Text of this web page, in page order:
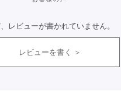
レビューが書かれていません。
レビューを書く